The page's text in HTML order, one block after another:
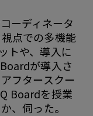
ーディネータ
点での多機能
トや、導入に
が導入さ
フタースクー
Boardを授業
、伺った。